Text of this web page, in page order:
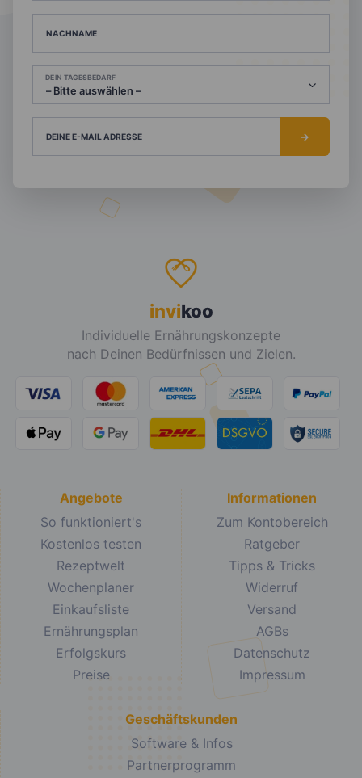
NACHNAME
DEIN TAGESBEDARF
DEINE E-MAIL ADRESSE
invikoo
Individuelle Ernährungskonzepte
nach Deinen Bedürfnissen und Zielen.
Angebote
So funktioniert's
Kostenlos testen
Rezeptwelt
Wochenplaner
Einkaufsliste
Ernährungsplan
Erfolgskurs
Preise
Informationen
Zum Kontobereich
Ratgeber
Tipps & Tricks
Widerruf
Versand
AGBs
Datenschutz
Impressum
Geschäftskunden
Software & Infos
Partnerprogramm